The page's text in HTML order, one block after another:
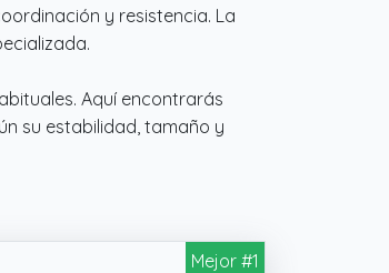
y resistencia. La
Aquí encontrarás
su estabilidad, tamaño y
Mejor #1